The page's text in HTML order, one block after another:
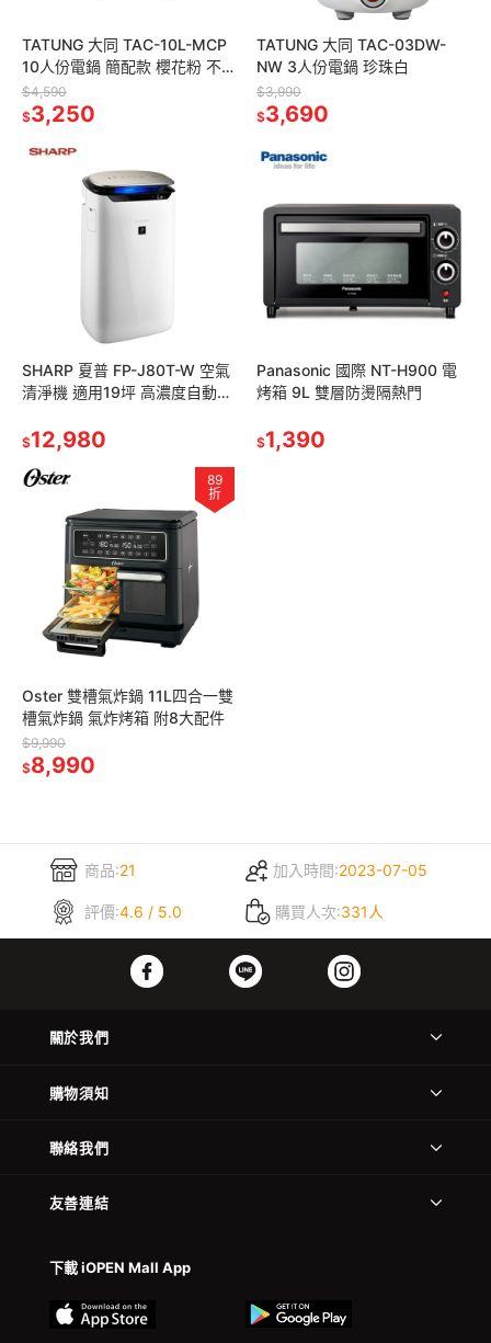
TATUNG 大同 TAC-10L-MCP
10人份電鍋 簡配款 櫻花粉 不
鏽鋼配件
$4,590
$3,250
TATUNG 大同 TAC-03DW-
NW 3人份電鍋 珍珠白
$3,990
$3,690
SHARP 夏普 FP-J80T-W 空氣
清淨機 適用19坪 高濃度自動除
$12,980
Panasonic 國際 NT-H900 電
烤箱 9L 雙層防燙隔熱門
$1,390
89
折
Oster 雙槽氣炸鍋 11L四合一雙
槽氣炸鍋 氣炸烤箱 附8大配件
$9,990
$8,990
商品:21 加入時間:2023-07-05
評價:4.6 / 5.0 購買人次:331人
關於我們
購物須知
聯絡我們
友善連結
下載 iOPEN Mall App